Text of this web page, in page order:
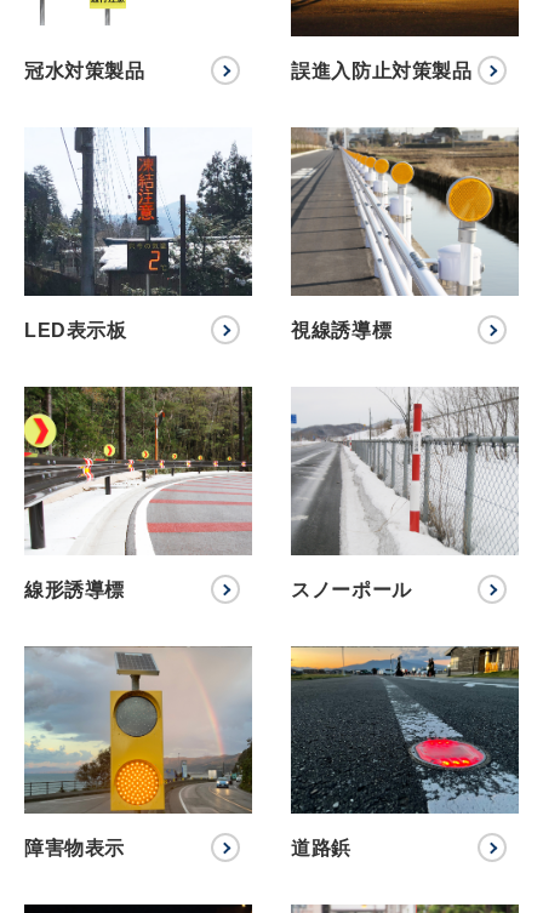
冠水対策製品 誤進入防止対策製品
LED表示板 視線誘導標
線形誘導標 スノーポール
障害物表示 道路鋲